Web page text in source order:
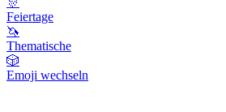
Feiertage
🦄
Thematische
🎲
Emoji wechseln